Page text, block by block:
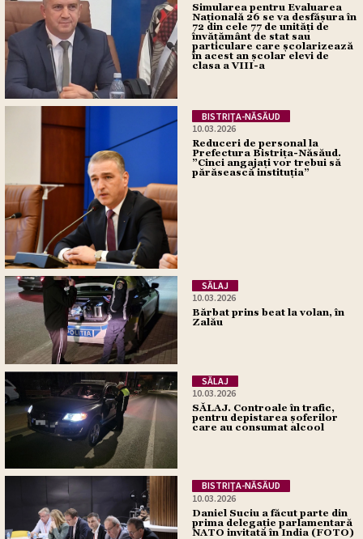
Simularea pentru Evaluarea
Națională 26 se va desfășura în
72 din cele 77 de unități de
învățământ de stat sau
particulare care școlarizează
în acest an școlar elevi de
clasa a VIII-a
BISTRIŢA-NĂSĂUD
10.03.2026
Reduceri de personal la
Prefectura Bistrița-Năsăud.
”Cinci angajați vor trebui să
părăsească instituția”
SĂLAJ
10.03.2026
Bărbat prins beat la volan, în
Zalău
SĂLAJ
10.03.2026
SĂLAJ. Controale în trafic,
pentru depistarea șoferilor
care au consumat alcool
BISTRIŢA-NĂSĂUD
10.03.2026
Daniel Suciu a făcut parte din
prima delegație parlamentară
NATO invitată în India (FOTO)